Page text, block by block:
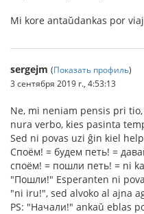
Mi kore antaŭdankas por
sergejm (Показать профиль)
3 сентября 2019 г., 4:53:13
Ne, mi neniam pensis pri
nura verbo, kies pasinta
Sed ni povas uzi ĝin kiel
Споём! = будем петь! =
споём! = пошли петь! = ni
"Пошли!" Esperanten ni
"ni iru!", sed alvoko al ajna
PS: "Начали!" ankaŭ eblas